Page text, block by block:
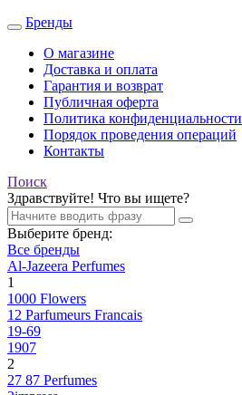
Бренды
О магазине
Доставка и оплата
Гарантия и возврат
Публичная оферта
Политика конфиденциальности
Порядок проведения операций
Контакты
Поиск
Здравствуйте! Что вы ищете?
Выберите бренд:
Все бренды
Al-Jazeera Perfumes
1
1000 Flowers
12 Parfumeurs Francais
19-69
1907
2
27 87 Perfumes